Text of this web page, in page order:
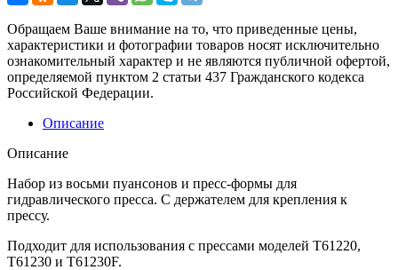
Обращаем Ваше внимание на то, что приведенные цены,
характеристики и фотографии товаров носят исключительно
ознакомительный характер и не являются публичной офертой,
определяемой пунктом 2 статьи 437 Гражданского кодекса
Российской Федерации.
Описание
Описание
Набор из восьми пуансонов и пресс-формы для
гидравлического пресса. С держателем для крепления к
прессу.
Подходит для использования с прессами моделей T61220,
T61230 и T61230F.